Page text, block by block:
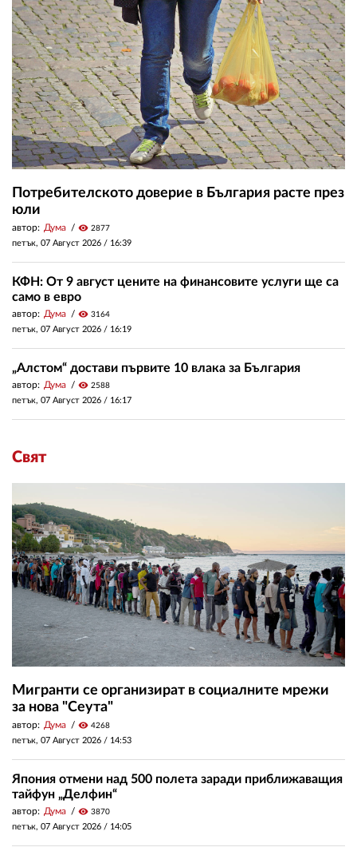
Потребителското доверие в България расте през
юли
автор: Дума visibility 2877
петък, 07 Август 2026 / 16:39
КФН: От 9 август цените на финансовите услуги ще са
само в евро
автор: Дума visibility 3164
петък, 07 Август 2026 / 16:19
„Алстом“ достави първите 10 влака за България
автор: Дума visibility 2588
петък, 07 Август 2026 / 16:17
Свят
Мигранти се организират в социалните мрежи
за нова "Сеута"
автор: Дума visibility 4268
петък, 07 Август 2026 / 14:53
Япония отмени над 500 полета заради приближаващия
тайфун „Делфин“
автор: Дума visibility 3870
петък, 07 Август 2026 / 14:05